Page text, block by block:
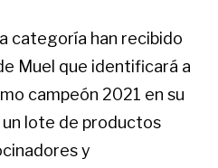
categoría han recibido
Muel que identificará a
campeón 2021 en su
lote de productos
y